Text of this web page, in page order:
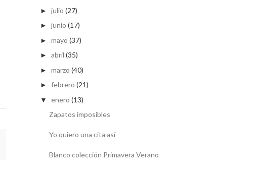
► julio (27)
► junio (17)
► mayo (37)
► abril (35)
► marzo (40)
► febrero (21)
▼ enero (13)
Zapatos imposibles
Yo quiero una cita así
Blanco colección Primavera Verano